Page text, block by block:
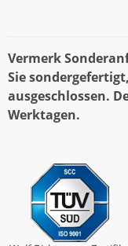
Vermerk
Sie
ausgeschlossen.
Werktagen.